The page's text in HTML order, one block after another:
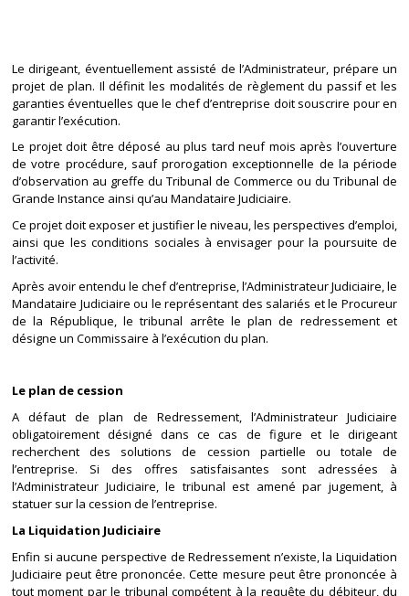
Le dirigeant, éventuellement assisté de l’Administrateur, prépare un
projet de plan. Il définit les modalités de règlement du passif et les
garanties éventuelles que le chef d’entreprise doit souscrire pour en
garantir l’exécution.
Le projet doit être déposé au plus tard neuf mois après l’ouverture
de votre procédure, sauf prorogation exceptionnelle de la période
d’observation au greffe du Tribunal de Commerce ou du Tribunal de
Grande Instance ainsi qu’au Mandataire Judiciaire.
Ce projet doit exposer et justifier le niveau, les perspectives d’emploi,
ainsi que les conditions sociales à envisager pour la poursuite de
l’activité.
Après avoir entendu le chef d’entreprise, l’Administrateur Judiciaire, le
Mandataire Judiciaire ou le représentant des salariés et le Procureur
de la République, le tribunal arrête le plan de redressement et
désigne un Commissaire à l’exécution du plan.
Le plan de cession
A défaut de plan de Redressement, l’Administrateur Judiciaire
obligatoirement désigné dans ce cas de figure et le dirigeant
recherchent des solutions de cession partielle ou totale de
l’entreprise. Si des offres satisfaisantes sont adressées à
l’Administrateur Judiciaire, le tribunal est amené par jugement, à
statuer sur la cession de l’entreprise.
La Liquidation Judiciaire
Enfin si aucune perspective de Redressement n’existe, la Liquidation
Judiciaire peut être prononcée. Cette mesure peut être prononcée à
tout moment par le tribunal compétent à la requête du débiteur, du